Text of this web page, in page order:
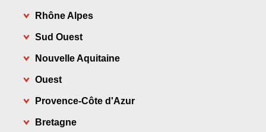
Rhône Alpes
Sud Ouest
Nouvelle Aquitaine
Ouest
Provence-Côte d'Azur
Bretagne